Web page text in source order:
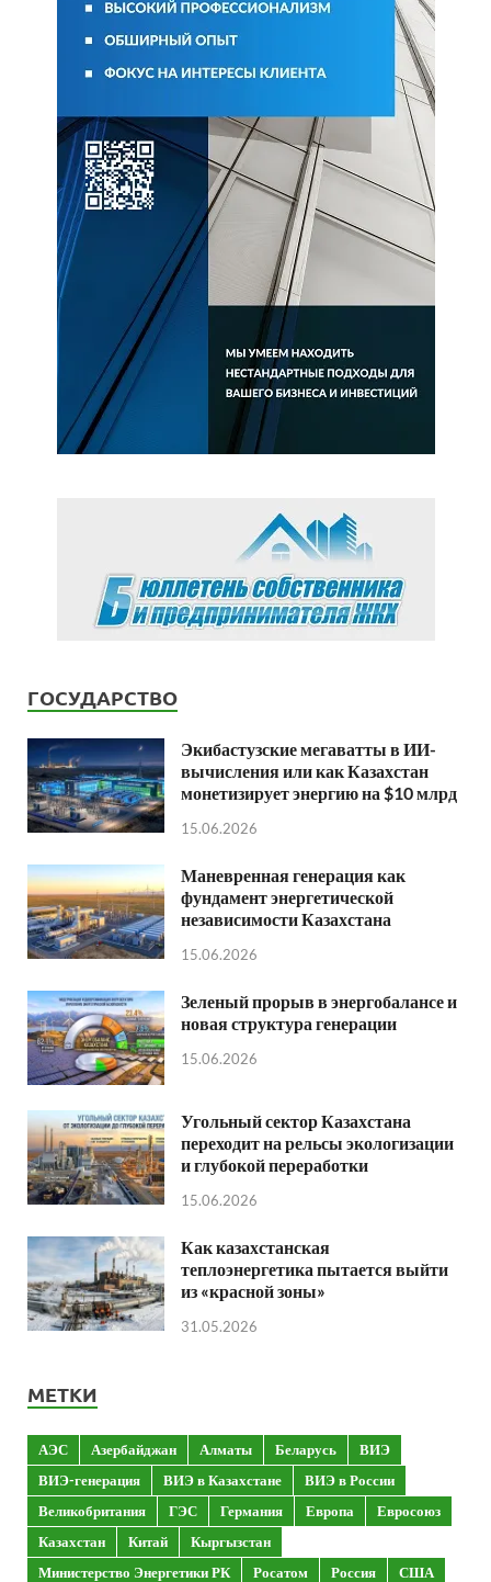
ГОСУДАРСТВО
Экибастузские мегаватты в ИИ-
вычисления или как Казахстан
монетизирует энергию на $10 млрд
15.06.2026
Маневренная генерация как
фундамент энергетической
независимости Казахстана
15.06.2026
Зеленый прорыв в энергобалансе и
новая структура генерации
15.06.2026
Угольный сектор Казахстана
переходит на рельсы экологизации
и глубокой переработки
15.06.2026
Как казахстанская
теплоэнергетика пытается выйти
из «красной зоны»
31.05.2026
МЕТКИ
АЭС Азербайджан Алматы Беларусь
ВИЭ
ВИЭ-генерация
ВИЭ в Казахстане
ВИЭ в России
Великобритания
ГЭС Германия Европа
Евросоюз
Казахстан
Китай
Кыргызстан
Министерство Энергетики РК
Росатом Россия
США